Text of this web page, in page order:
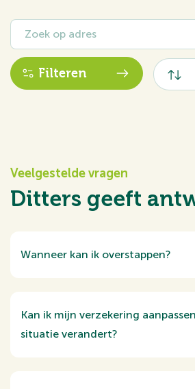
Filteren
Veelgestelde vragen
Ditters geeft
Wanneer kan ik overstappen?
je daar graag bij, zodat je niet
of papierwerk blijft zitten.
Kan ik mijn verzekering
situatie verandert?